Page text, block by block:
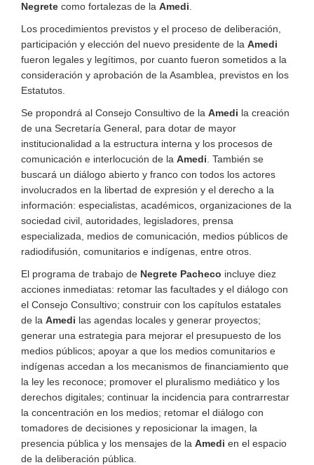
Negrete como fortalezas de la Amedi
Los procedimientos previstos y el proceso de deliberación,
participación y elección del nuevo presidente de la Amedi
fueron legales y legítimos, por cuanto fueron sometidos a la
consideración y aprobación de la Asamblea, previstos en los
Estatutos.
Se propondrá al Consejo Consultivo de la Amedi la creación
de una Secretaría General, para dotar de mayor
institucionalidad a la estructura interna y los procesos de
comunicación e interlocución de la Amedi . También se
buscará un diálogo abierto y franco con todos los actores
involucrados en la libertad de expresión y el derecho a la
información: especialistas, académicos, organizaciones de la
sociedad civil, autoridades, legisladores, prensa
especializada, medios de comunicación, medios públicos de
radiodifusión, comunitarios e indígenas, entre otros.
El programa de trabajo de Negrete Pacheco incluye diez
acciones inmediatas: retomar las facultades y el diálogo con
el Consejo Consultivo; construir con los capítulos estatales
de la Amedi las agendas locales y generar proyectos;
generar una estrategia para mejorar el presupuesto de los
medios públicos; apoyar a que los medios comunitarios e
indígenas accedan a los mecanismos de financiamiento que
la ley les reconoce; promover el pluralismo mediático y los
derechos digitales; continuar la incidencia para contrarrestar
la concentración en los medios; retomar el diálogo con
tomadores de decisiones y reposicionar la imagen, la
presencia pública y los mensajes de la Amedi en el espacio
de la deliberación pública.